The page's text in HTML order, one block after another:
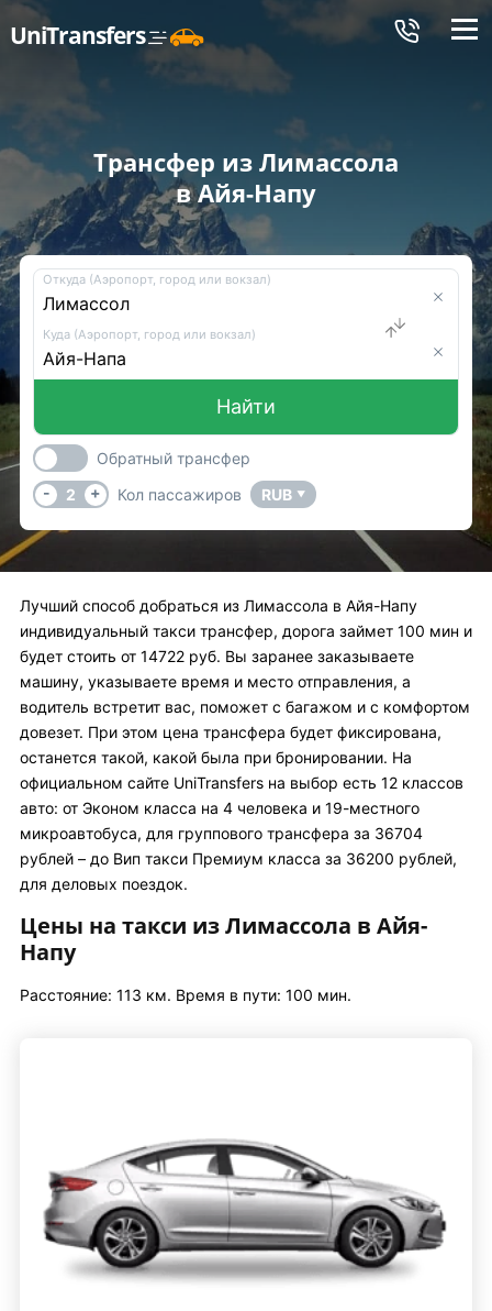
UniTransfers Меню
Трансфер из Лимассола
в Айя-Напу
Откуда (Аэропорт, город или вокзал)
Куда (Аэропорт, город или вокзал)
Найти
Обратный трансфер
-
2 + Кол пассажиров RUB ▼
Лучший способ добраться из Лимассола в Айя-Напу
индивидуальный такси трансфер, дорога займет 100 мин и
будет стоить от 14722 руб. Вы заранее заказываете
машину, указываете время и место отправления, а
водитель встретит вас, поможет с багажом и с комфортом
довезет. При этом цена трансфера будет фиксирована,
останется такой, какой была при бронировании. На
официальном сайте UniTransfers на выбор есть 12 классов
авто: от Эконом класса на 4 человека и 19-местного
микроавтобуса, для группового трансфера за 36704
рублей – до Вип такси Премиум класса за 36200 рублей,
для деловых поездок.
Цены на такси из Лимассола в Айя-
Напу
Расстояние: 113 км. Время в пути: 100 мин.